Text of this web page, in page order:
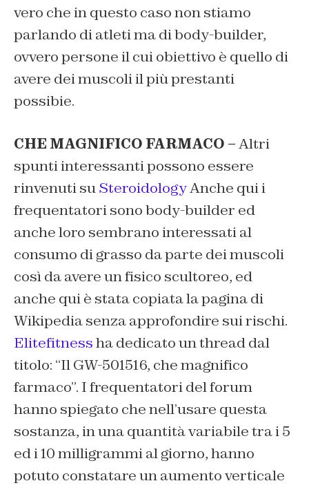
vero che in questo caso non stiamo
parlando di atleti ma di body-builder,
ovvero persone il cui obiettivo è quello di
avere dei muscoli il più prestanti
possibie.
CHE MAGNIFICO FARMACO –Altri
spunti interessanti possono essere
rinvenuti suSteroidologyAnche qui i
frequentatori sono body-builder ed
anche loro sembrano interessati al
consumo di grasso da parte dei muscoli
così da avere un fisico scultoreo, ed
anche qui è stata copiata la pagina di
Wikipedia senza approfondire sui rischi.
Elitefitnessha dedicato un thread dal
titolo: “Il GW-501516, che magnifico
farmaco”. I frequentatori del forum
hanno spiegato che nell’usare questa
sostanza, in una quantità variabile tra i 5
ed i 10 milligrammi al giorno, hanno
potuto constatare un aumento verticale